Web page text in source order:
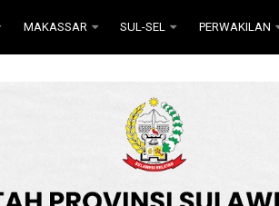
MAKASSAR SUL-SEL PERWAKILAN